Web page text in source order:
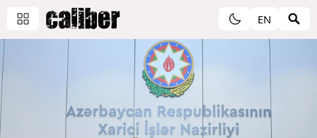
EN